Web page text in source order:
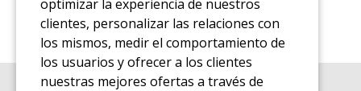
optimizar la experiencia de nuestros
clientes, personalizar las relaciones con
los mismos, medir el comportamiento de
los usuarios y ofrecer a los clientes
nuestras mejores ofertas a través de